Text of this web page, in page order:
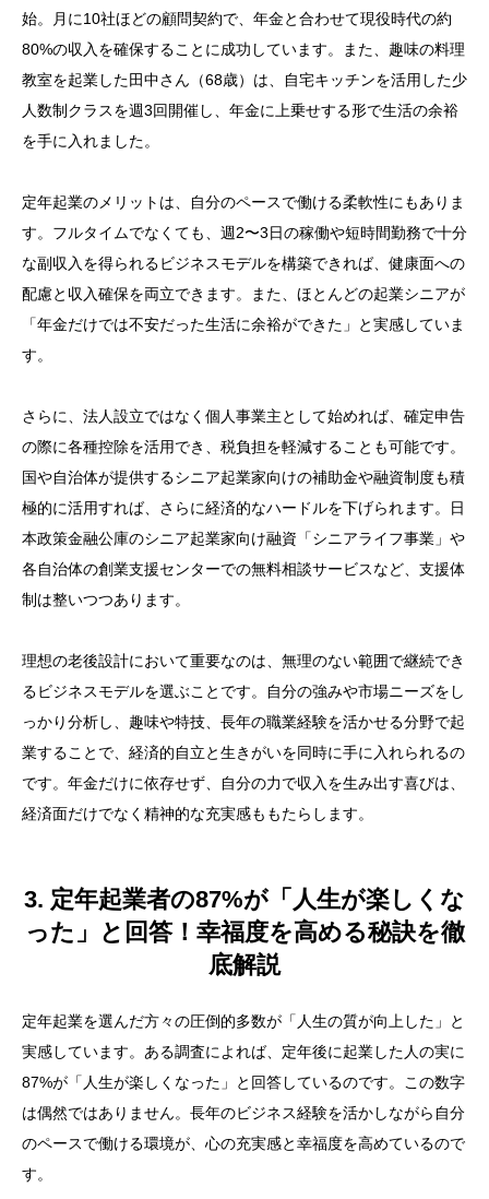
始。月に10社ほどの顧問契約で、年金と合わせて現役時代の約
80%の収入を確保することに成功しています。また、趣味の料理
教室を起業した田中さん（68歳）は、自宅キッチンを活用した少
人数制クラスを週3回開催し、年金に上乗せする形で生活の余裕
を手に入れました。
定年起業のメリットは、自分のペースで働ける柔軟性にもありま
す。フルタイムでなくても、週2〜3日の稼働や短時間勤務で十分
な副収入を得られるビジネスモデルを構築できれば、健康面への
配慮と収入確保を両立できます。また、ほとんどの起業シニアが
「年金だけでは不安だった生活に余裕ができた」と実感していま
す。
さらに、法人設立ではなく個人事業主として始めれば、確定申告
の際に各種控除を活用でき、税負担を軽減することも可能です。
国や自治体が提供するシニア起業家向けの補助金や融資制度も積
極的に活用すれば、さらに経済的なハードルを下げられます。日
本政策金融公庫のシニア起業家向け融資「シニアライフ事業」や
各自治体の創業支援センターでの無料相談サービスなど、支援体
制は整いつつあります。
理想の老後設計において重要なのは、無理のない範囲で継続でき
るビジネスモデルを選ぶことです。自分の強みや市場ニーズをし
っかり分析し、趣味や特技、長年の職業経験を活かせる分野で起
業することで、経済的自立と生きがいを同時に手に入れられるの
です。年金だけに依存せず、自分の力で収入を生み出す喜びは、
経済面だけでなく精神的な充実感ももたらします。
3. 定年起業者の87%が「人生が楽しくな
った」と回答！幸福度を高める秘訣を徹
底解説
定年起業を選んだ方々の圧倒的多数が「人生の質が向上した」と
実感しています。ある調査によれば、定年後に起業した人の実に
87%が「人生が楽しくなった」と回答しているのです。この数字
は偶然ではありません。長年のビジネス経験を活かしながら自分
のペースで働ける環境が、心の充実感と幸福度を高めているので
す。